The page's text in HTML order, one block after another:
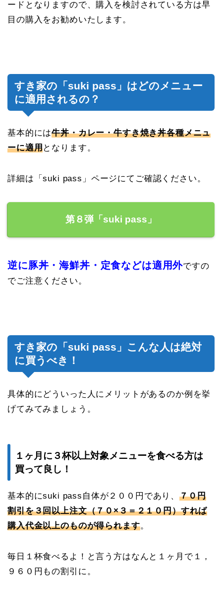
ードとなりますので、購入を検討されている方は早
目の購入をお勧めいたします。
すき家の「suki pass」はどのメニュー
に適用されるの？
基本的には牛丼・カレー・牛すき焼き丼各種メニュ
ーに適用となります。
詳細は「suki pass」ページにてご確認ください。
第８弾「suki pass」
逆に豚丼・海鮮丼・定食などは適用外ですの
でご注意ください。
すき家の「suki pass」こんな人は絶対
に買うべき！
具体的にどういった人にメリットがあるのか例を挙
げてみてみましょう。
１ヶ月に３杯以上対象メニューを食べる方は
買って良し！
基本的にsuki pass自体が２００円であり、７０円
割引を３回以上注文（７０×３＝２１０円）すれば
購入代金以上のものが得られます。
毎日１杯食べるよ！と言う方はなんと１ヶ月で１，
９６０円もの割引に。